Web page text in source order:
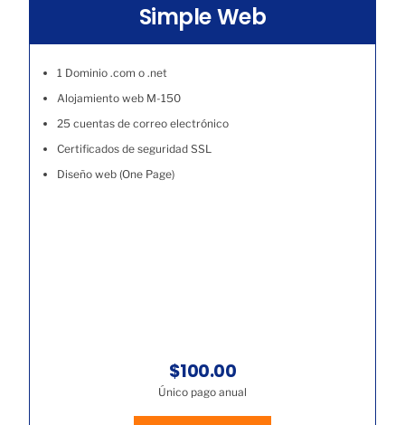
Simple Web
1 Dominio .com o .net
Alojamiento web M-150
25 cuentas de correo electrónico
Certificados de seguridad SSL
Diseño web (One Page)
$100.00
Único pago anual